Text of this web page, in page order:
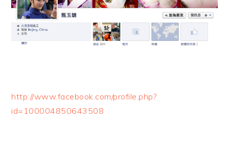
http://www.facebook.com/profile.php?
id=100004850643508